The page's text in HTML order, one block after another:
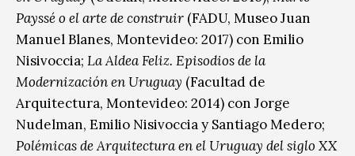
Payssé o el arte de construir (FADU, Museo Juan
Manuel Blanes, Montevideo: 2017) con Emilio
Nisivoccia; La Aldea Feliz. Episodios de la
Modernización en Uruguay (Facultad de
Arquitectura, Montevideo: 2014) con Jorge
Nudelman, Emilio Nisivoccia y Santiago Medero;
Polémicas de Arquitectura en el Uruguay del siglo XX